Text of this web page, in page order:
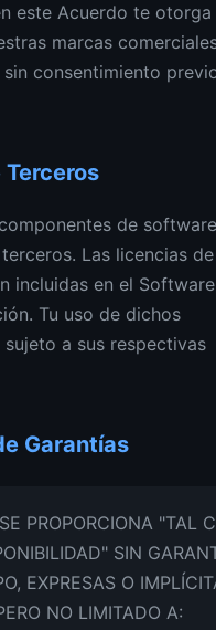
este Acuerdo te otorga
marcas
consentimiento
de
Las licencias
incluidas en el
Tu uso de dichos
a sus respectivas
Garantías
PROPORCIONA "TAL
SIN
EXPRESAS O
NO LIMITADO A: